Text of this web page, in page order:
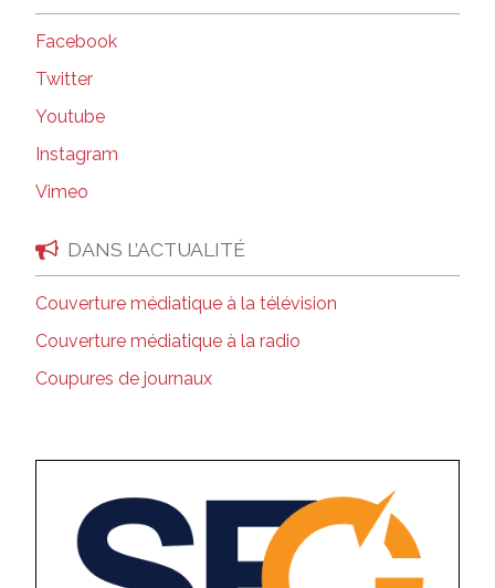
Facebook
Twitter
Youtube
Instagram
Vimeo
DANS L’ACTUALITÉ
Couverture médiatique à la télévision
Couverture médiatique à la radio
Coupures de journaux